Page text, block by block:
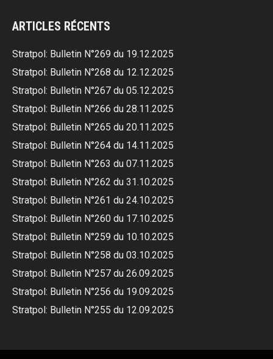
ARTICLES RÉCENTS
Stratpol: Bulletin N°269 du 19.12.2025
Stratpol: Bulletin N°268 du 12.12.2025
Stratpol: Bulletin N°267 du 05.12.2025
Stratpol: Bulletin N°266 du 28.11.2025
Stratpol: Bulletin N°265 du 20.11.2025
Stratpol: Bulletin N°264 du 14.11.2025
Stratpol: Bulletin N°263 du 07.11.2025
Stratpol: Bulletin N°262 du 31.10.2025
Stratpol: Bulletin N°261 du 24.10.2025
Stratpol: Bulletin N°260 du 17.10.2025
Stratpol: Bulletin N°259 du 10.10.2025
Stratpol: Bulletin N°258 du 03.10.2025
Stratpol: Bulletin N°257 du 26.09.2025
Stratpol: Bulletin N°256 du 19.09.2025
Stratpol: Bulletin N°255 du 12.09.2025